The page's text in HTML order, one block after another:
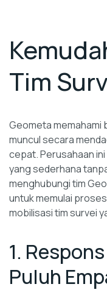
Tim
Geometa memahami
muncul secara
cepat. Perusahaan
yang sederhana
menghubungi tim
untuk memulai
mobilisasi tim survei
1.
Puluh